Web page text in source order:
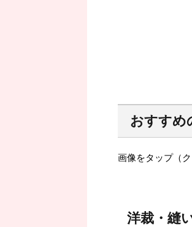
おすすめ
画像をタップ（
洋裁・縫